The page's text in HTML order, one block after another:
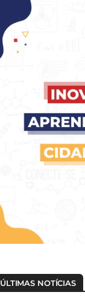
ÚLTIMAS NOTÍCIAS